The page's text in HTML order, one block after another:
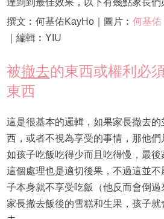
達到到最佳效果，以下有幾點家長們
撰文︰何基佑KayHo｜圖片︰ 何基佑
｜編輯︰YIU
被撤去的東西或權利必
東西
這是很基本的邏輯，如果家長撤去
西，或者不視為享受的事情，那他
如孩子吃飯吃得少而且吃得慢，最
這個處理也是適切後果，不過這並不
子本身就不享受吃飯（他反而會倒
家長撤去飯後的雪糕和生果，孩子